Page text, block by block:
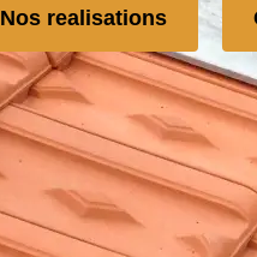
Nos realisations